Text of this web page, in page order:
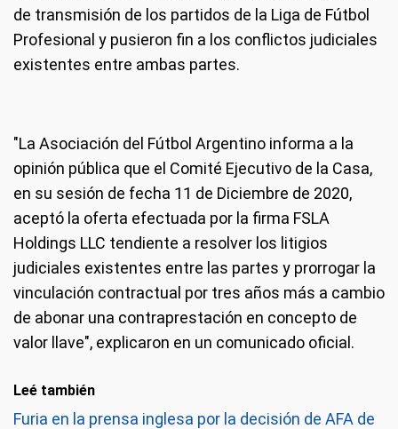
de transmisión de los partidos de la Liga de Fútbol
Profesional y pusieron fin a los conflictos judiciales
existentes entre ambas partes.
"La Asociación del Fútbol Argentino informa a la
opinión pública que el Comité Ejecutivo de la Casa,
en su sesión de fecha 11 de Diciembre de 2020,
aceptó la oferta efectuada por la firma FSLA
Holdings LLC tendiente a resolver los litigios
judiciales existentes entre las partes y prorrogar la
vinculación contractual por tres años más a cambio
de abonar una contraprestación en concepto de
valor llave", explicaron en un comunicado oficial.
Leé también
Furia en la prensa inglesa por la decisión de AFA de